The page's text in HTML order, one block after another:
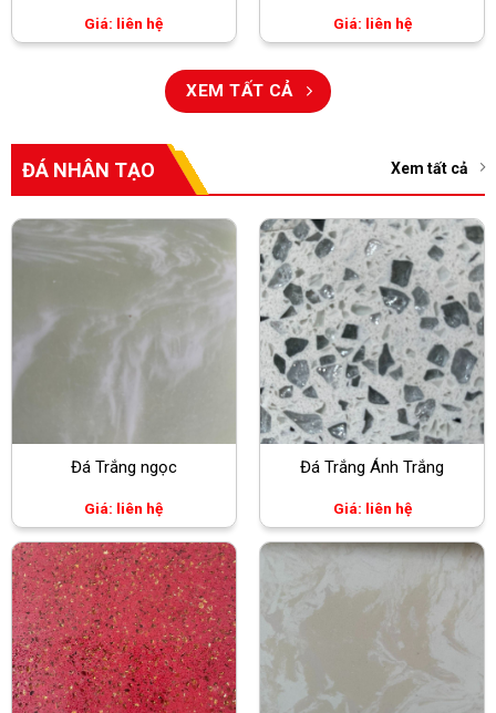
Giá: liên hệ Giá: liên hệ
XEM TẤT CẢ
ĐÁ NHÂN TẠO Xem tất cả
Đá Trắng ngọc
Giá: liên hệ
Đá Trắng Ánh Trắng
Giá: liên hệ